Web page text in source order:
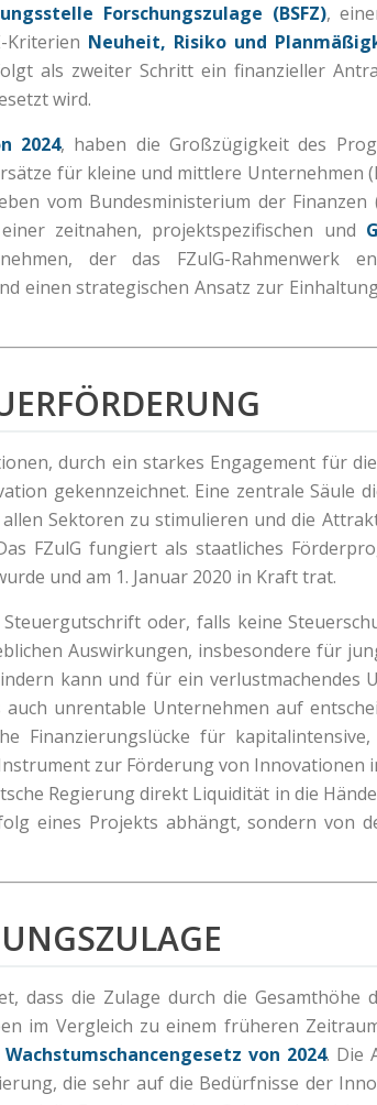
Forschungszulage (BSFZ),
Kriterien Neuheit, Risiko und
als zweiter Schritt ein finanzieller
wird.
2024, haben die Großzügigkeit des
für kleine und mittlere Unternehmen
vom Bundesministerium der Finanzen
zeitnahen, projektspezifischen und
der das FZulG-Rahmenwerk
einen strategischen Ansatz zur
durch ein starkes Engagement für
gekennzeichnet. Eine zentrale Säule
Sektoren zu stimulieren und die
FZulG fungiert als staatliches
und am 1. Januar 2020 in Kraft trat.
oder, falls keine
Auswirkungen, insbesondere für
kann und für ein verlustmachendes
unrentable Unternehmen auf
Finanzierungslücke für
zur Förderung von Innovationen
Regierung direkt Liquidität in die
eines Projekts abhängt, sondern von
dass die Zulage durch die Gesamthöhe
im Vergleich zu einem früheren
Wachstumschancengesetz von 2024. Die
die sehr auf die Bedürfnisse der